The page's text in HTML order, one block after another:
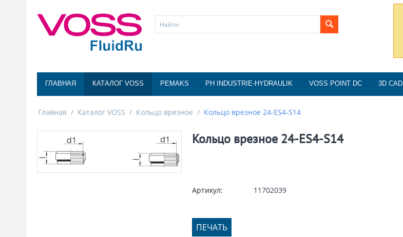
ГЛАВНАЯ КАТАЛОГ VOSS PEMAKS PH INDUSTRIE-HYDRAULIK VOSS POINT DC 3D CAD
Главная / Каталог VOSS / Кольцо врезное / Кольцо врезное 24-ES4-S14
Кольцо врезное 24-ES4-S14
Артикул: 11702039
ПЕЧАТЬ